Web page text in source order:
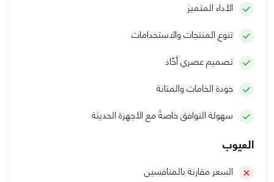
الأداء المتميز
تنوع المنتجات والاستخدامات
تصميم عصري أخّاذ
جودة الخامات والمتانة
سهولة التوافق خاصةً مع الأجهزة الحديثة
العيوب
السعر مقارنة بالمنافسين